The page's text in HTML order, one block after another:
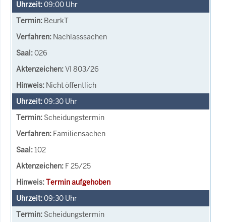
09:00 Uhr
BeurkT
Nachlasssachen
026
VI 803/26
Nicht öffentlich
09:30 Uhr
Scheidungstermin
Familiensachen
102
F 25/25
Termin aufgehoben
09:30 Uhr
Scheidungstermin